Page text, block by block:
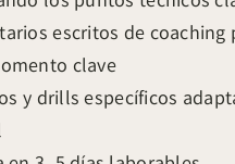
escritos de coaching
clave
y drills específicos